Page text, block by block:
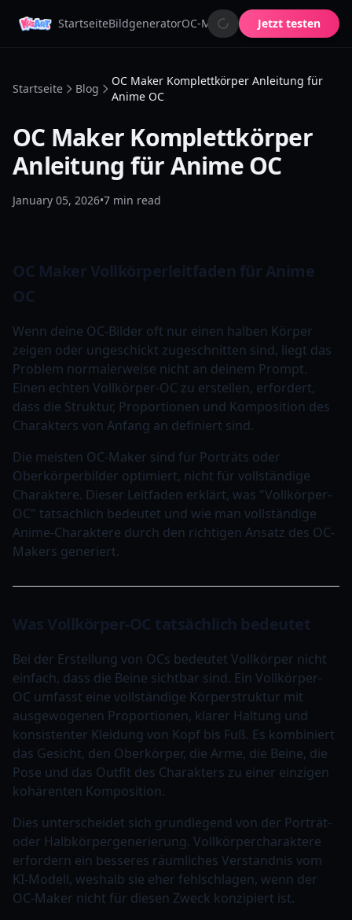
StartseiteBildgeneratorOC-Maker KI-BildanimatorKI-
Jetzt testen
Startseite Blog
OC Maker Komplettkörper Anleitung für
Anime OC
OC Maker Komplettkörper
Anleitung für Anime OC
January 05, 2026•7 min read
OC Maker Vollkörperleitfaden für Anime
OC
Wenn deine OC-Bilder oft nur einen halben Körper
zeigen oder ungeschickt zugeschnitten sind, liegt das
Problem normalerweise nicht an deinem Prompt.
Einen echten Vollkörper-OC zu erstellen, erfordert,
dass die Struktur, Proportionen und Komposition des
Charakters von Anfang an definiert sind.
Die meisten OC-Maker sind für Porträts oder
Oberkörperbilder optimiert, nicht für vollständige
Charaktere. Dieser Leitfaden erklärt, was "Vollkörper-
OC" tatsächlich bedeutet und wie man vollständige
Anime-Charaktere durch den richtigen Ansatz des OC-
Makers generiert.
Was Vollkörper-OC tatsächlich bedeutet
Bei der Erstellung von OCs bedeutet Vollkörper nicht
einfach, dass die Beine sichtbar sind. Ein Vollkörper-
OC umfasst eine vollständige Körperstruktur mit
ausgewogenen Proportionen, klarer Haltung und
konsistenter Kleidung von Kopf bis Fuß. Es kombiniert
das Gesicht, den Oberkörper, die Arme, die Beine, die
Pose und das Outfit des Charakters zu einer einzigen
kohärenten Komposition.
Dies unterscheidet sich grundlegend von der Porträt-
oder Halbkörpergenerierung. Vollkörpercharaktere
erfordern ein besseres räumliches Verständnis vom
KI-Modell, weshalb sie eher fehlschlagen, wenn der
OC-Maker nicht für diesen Zweck konzipiert ist.